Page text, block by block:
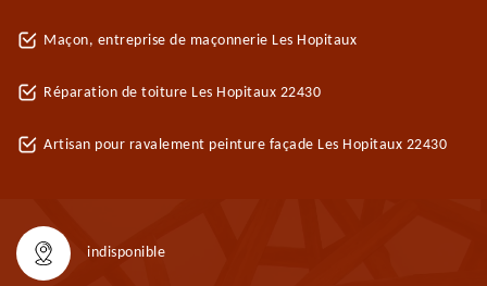
Maçon, entreprise de maçonnerie Les Hopitaux
Réparation de toiture Les Hopitaux 22430
Artisan pour ravalement peinture façade Les Hopitaux 22430
indisponible